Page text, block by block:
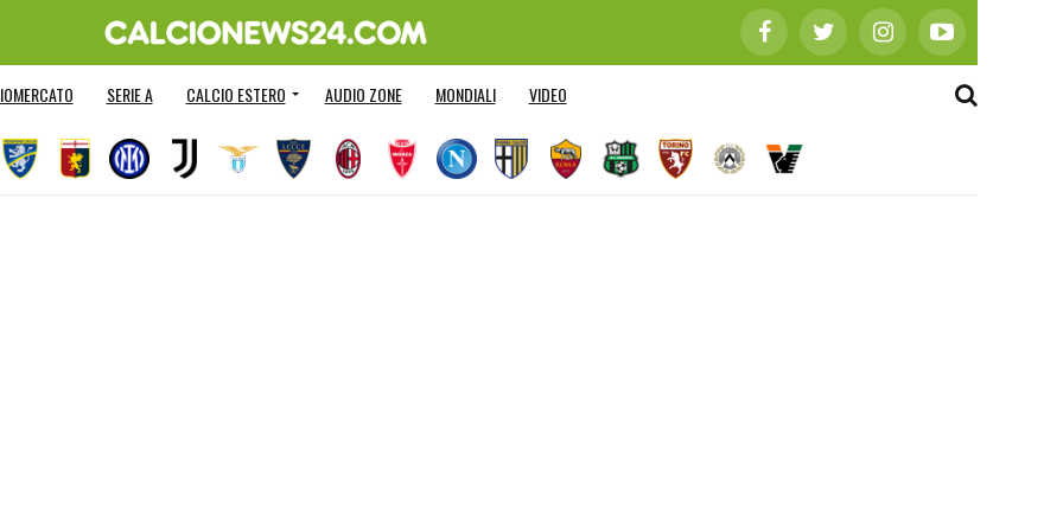
SERIE A CALCIO ESTERO AUDIO ZONE MONDIALI VIDEO